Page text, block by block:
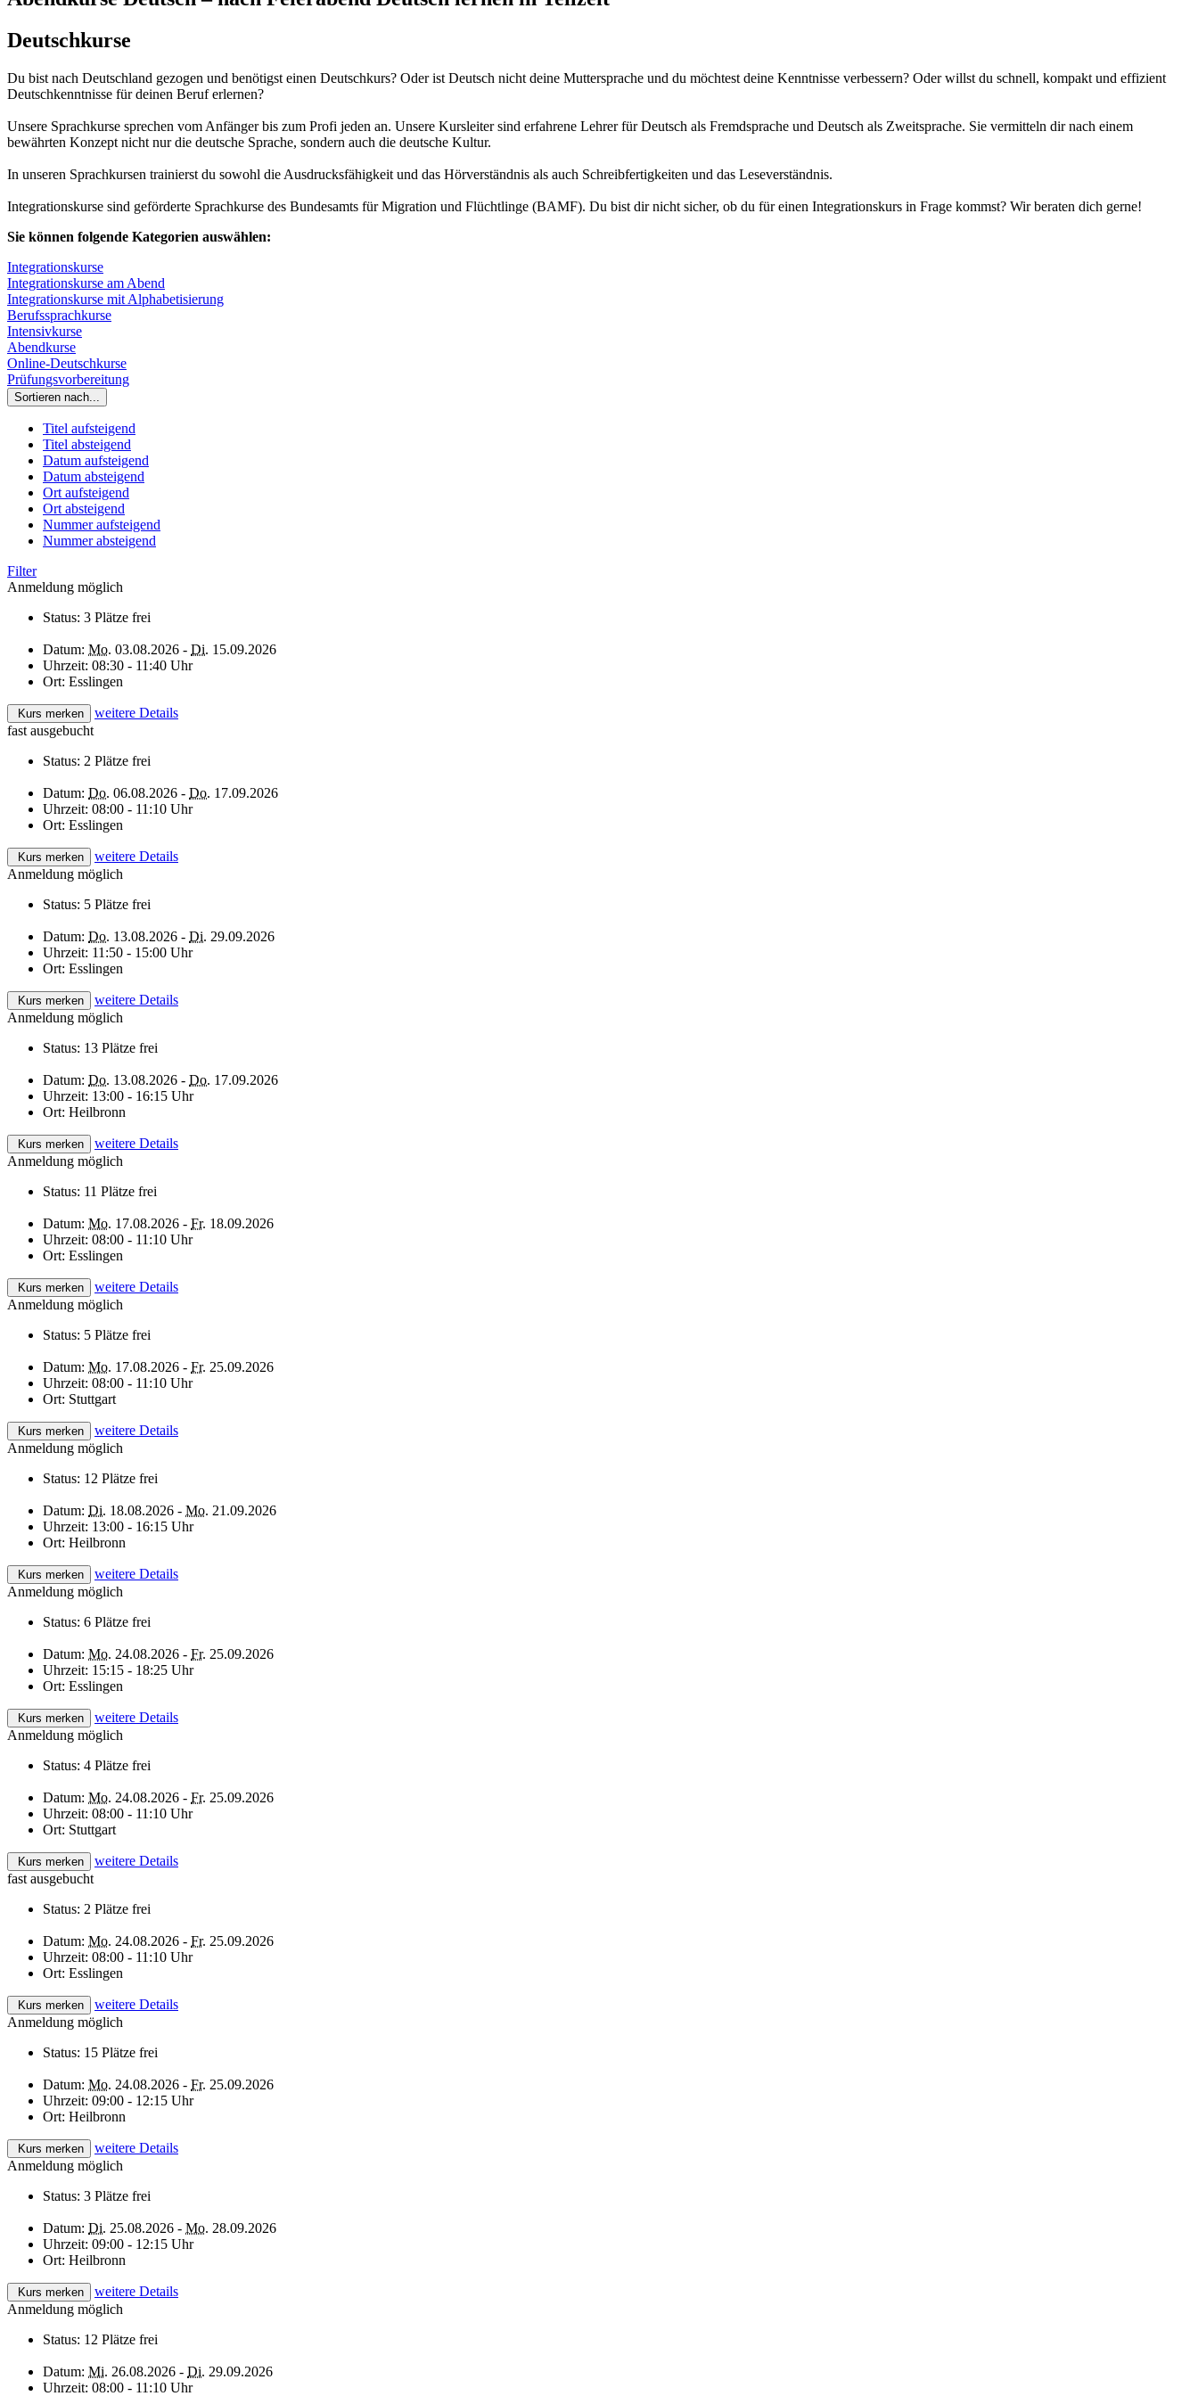
Deutschkurse
Du bist nach Deutschland gezogen und benötigst einen Deutschkurs? Oder ist Deutsch nicht deine Muttersprache und du möchtest deine Kenntnisse verbessern? Oder willst du schnell, kompakt und effizient
Deutschkenntnisse für deinen Beruf erlernen?
Unsere Sprachkurse sprechen vom Anfänger bis zum Profi jeden an. Unsere Kursleiter sind erfahrene Lehrer für Deutsch als Fremdsprache und Deutsch als Zweitsprache. Sie vermitteln dir nach einem
bewährten Konzept nicht nur die deutsche Sprache, sondern auch die deutsche Kultur.
In unseren Sprachkursen trainierst du sowohl die Ausdrucksfähigkeit und das Hörverständnis als auch Schreibfertigkeiten und das Leseverständnis.
Integrationskurse sind geförderte Sprachkurse des Bundesamts für Migration und Flüchtlinge (BAMF). Du bist dir nicht sicher, ob du für einen Integrationskurs in Frage kommst? Wir beraten dich gerne!
Sie können folgende Kategorien auswählen:
Integrationskurse
Integrationskurse am Abend
Integrationskurse mit Alphabetisierung
Berufssprachkurse
Intensivkurse
Abendkurse
Online-Deutschkurse
Prüfungsvorbereitung
Sortieren nach...
Titel aufsteigend
Titel absteigend
Datum aufsteigend
Datum absteigend
Ort aufsteigend
Ort absteigend
Nummer aufsteigend
Nummer absteigend
Filter
Anmeldung möglich
Status: 3 Plätze frei
Datum: Mo. 03.08.2026 - Di. 15.09.2026
Uhrzeit: 08:30 - 11:40 Uhr
Ort: Esslingen
Kurs merken
weitere Details
fast ausgebucht
Status: 2 Plätze frei
Datum: Do. 06.08.2026 - Do. 17.09.2026
Uhrzeit: 08:00 - 11:10 Uhr
Ort: Esslingen
Kurs merken
weitere Details
Anmeldung möglich
Status: 5 Plätze frei
Datum: Do. 13.08.2026 - Di. 29.09.2026
Uhrzeit: 11:50 - 15:00 Uhr
Ort: Esslingen
Kurs merken
weitere Details
Anmeldung möglich
Status: 13 Plätze frei
Datum: Do. 13.08.2026 - Do. 17.09.2026
Uhrzeit: 13:00 - 16:15 Uhr
Ort: Heilbronn
Kurs merken
weitere Details
Anmeldung möglich
Status: 11 Plätze frei
Datum: Mo. 17.08.2026 - Fr. 18.09.2026
Uhrzeit: 08:00 - 11:10 Uhr
Ort: Esslingen
Kurs merken
weitere Details
Anmeldung möglich
Status: 5 Plätze frei
Datum: Mo. 17.08.2026 - Fr. 25.09.2026
Uhrzeit: 08:00 - 11:10 Uhr
Ort: Stuttgart
Kurs merken
weitere Details
Anmeldung möglich
Status: 12 Plätze frei
Datum: Di. 18.08.2026 - Mo. 21.09.2026
Uhrzeit: 13:00 - 16:15 Uhr
Ort: Heilbronn
Kurs merken
weitere Details
Anmeldung möglich
Status: 6 Plätze frei
Datum: Mo. 24.08.2026 - Fr. 25.09.2026
Uhrzeit: 15:15 - 18:25 Uhr
Ort: Esslingen
Kurs merken
weitere Details
Anmeldung möglich
Status: 4 Plätze frei
Datum: Mo. 24.08.2026 - Fr. 25.09.2026
Uhrzeit: 08:00 - 11:10 Uhr
Ort: Stuttgart
Kurs merken
weitere Details
fast ausgebucht
Status: 2 Plätze frei
Datum: Mo. 24.08.2026 - Fr. 25.09.2026
Uhrzeit: 08:00 - 11:10 Uhr
Ort: Esslingen
Kurs merken
weitere Details
Anmeldung möglich
Status: 15 Plätze frei
Datum: Mo. 24.08.2026 - Fr. 25.09.2026
Uhrzeit: 09:00 - 12:15 Uhr
Ort: Heilbronn
Kurs merken
weitere Details
Anmeldung möglich
Status: 3 Plätze frei
Datum: Di. 25.08.2026 - Mo. 28.09.2026
Uhrzeit: 09:00 - 12:15 Uhr
Ort: Heilbronn
Kurs merken
weitere Details
Anmeldung möglich
Status: 12 Plätze frei
Datum: Mi. 26.08.2026 - Di. 29.09.2026
Uhrzeit: 08:00 - 11:10 Uhr